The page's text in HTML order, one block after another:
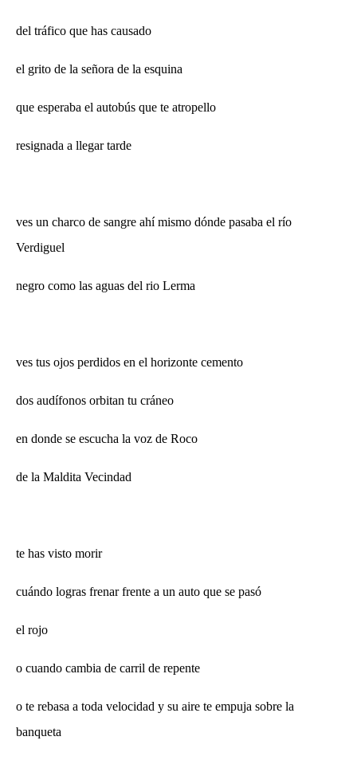
del tráfico que has causado
el grito de la señora de la esquina
que esperaba el autobús que te atropello
resignada a llegar tarde
ves un charco de sangre ahí mismo dónde pasaba el río
Verdiguel
negro como las aguas del rio Lerma
ves tus ojos perdidos en el horizonte cemento
dos audífonos orbitan tu cráneo
en donde se escucha la voz de Roco
de la Maldita Vecindad
te has visto morir
cuándo logras frenar frente a un auto que se pasó
el rojo
o cuando cambia de carril de repente
o te rebasa a toda velocidad y su aire te empuja sobre la
banqueta